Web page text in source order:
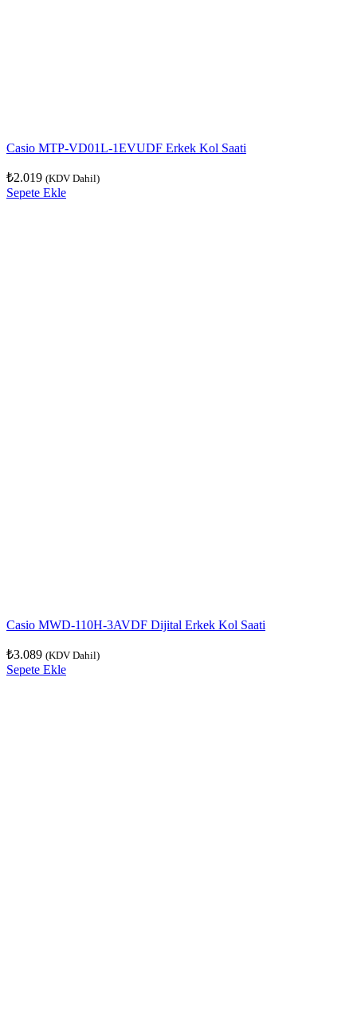
Casio MTP-VD01L-1EVUDF Erkek Kol Saati
₺2.019 (KDV Dahil)
Sepete Ekle
Casio MWD-110H-3AVDF Dijital Erkek Kol Saati
₺3.089 (KDV Dahil)
Sepete Ekle